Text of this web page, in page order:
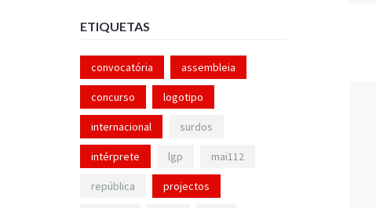
ETIQUETAS
convocatória assembleia
concurso logotipo
internacional surdos
intérprete lgp mai112
república projectos